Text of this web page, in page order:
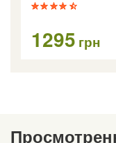
1295 грн